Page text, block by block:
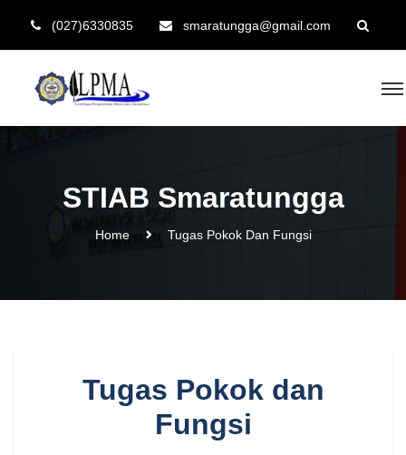
(027)6330835 smaratungga@gmail.com
STIAB Smaratungga
Home Tugas Pokok Dan Fungsi
Tugas Pokok dan
Fungsi